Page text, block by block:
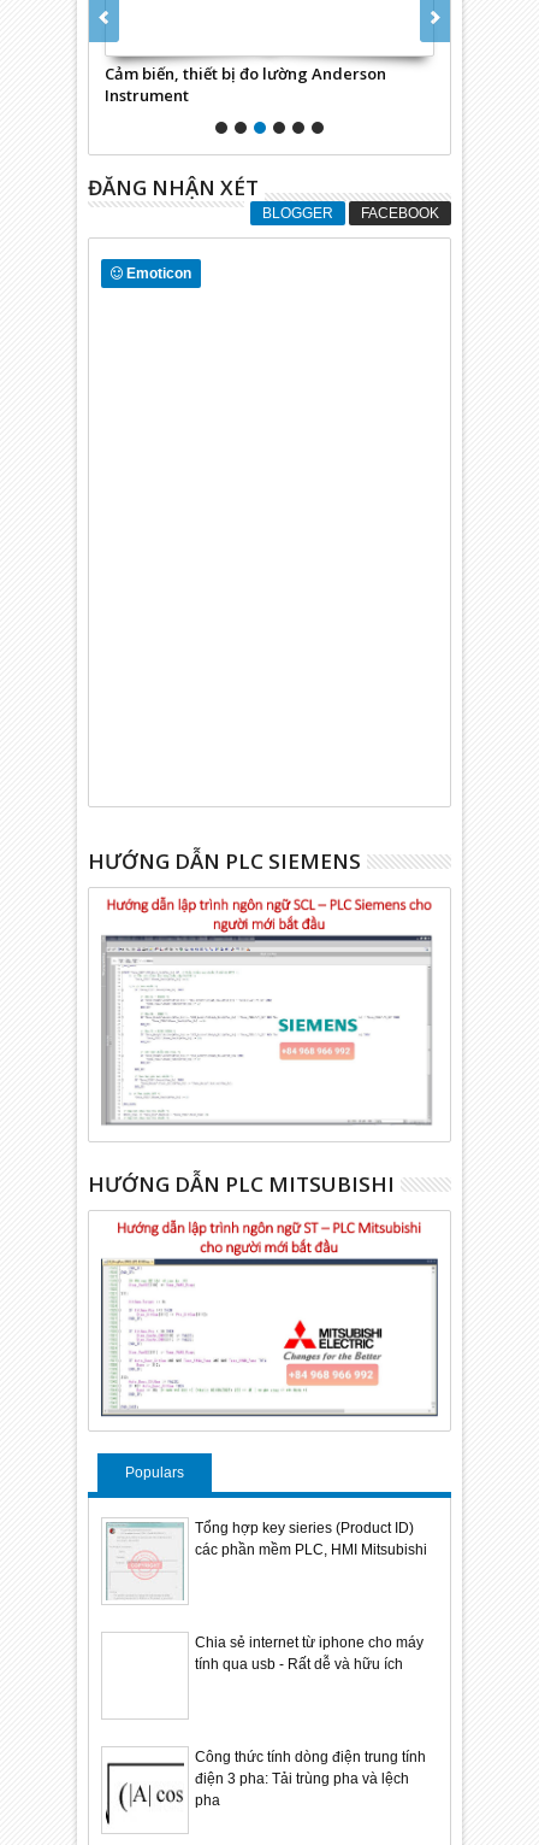
Cảm biến, thiết bị đo lường Anderson
Instrument
ĐĂNG NHẬN XÉT
BLOGGER FACEBOOK
Emoticon
HƯỚNG DẪN PLC SIEMENS
HƯỚNG DẪN PLC MITSUBISHI
Populars
Tổng hợp key sieries (Product ID)
các phần mềm PLC, HMI Mitsubishi
Chia sẻ internet từ iphone cho máy
tính qua usb - Rất dễ và hữu ích
Công thức tính dòng điện trung tính
điện 3 pha: Tải trùng pha và lệch
pha